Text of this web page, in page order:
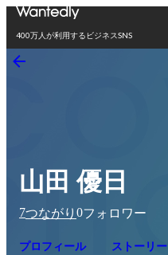
400万人が利用するビジネスSNS
山田 優日
7つながり 0フォロワー
プロフィール ストーリー